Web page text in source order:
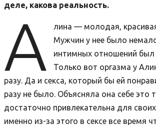
деле, какова реальность.
А
лина — молодая,
Мужчин у нее было
интимных отношений был
Только вот оргазма у
разу. Да и секса, который бы ей
разу не было. Объясняла она себе это
достаточно привлекательна для
именно из-за этого в сексе все время